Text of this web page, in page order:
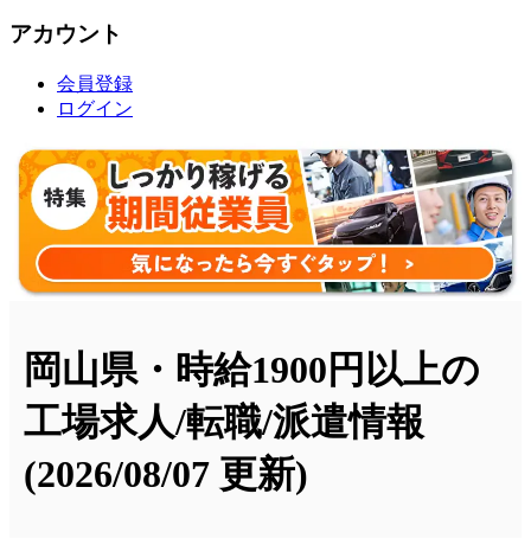
アカウント
会員登録
ログイン
岡山県・時給1900円以上の
工場求人/転職/派遣情報
(2026/08/07 更新)